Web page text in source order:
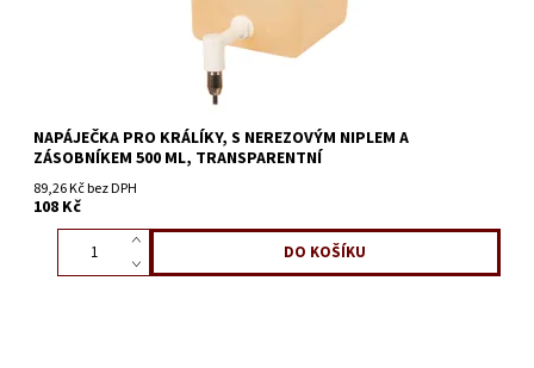
NAPÁJEČKA PRO KRÁLÍKY, S NEREZOVÝM NIPLEM A
ZÁSOBNÍKEM 500 ML, TRANSPARENTNÍ
89,26 Kč bez DPH
108 Kč